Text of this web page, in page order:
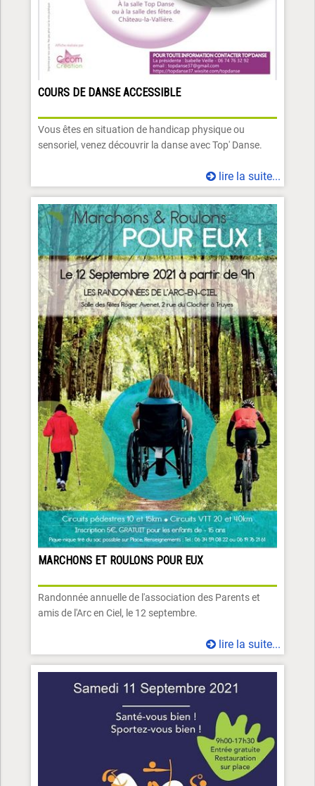
COURS DE DANSE ACCESSIBLE
Vous êtes en situation de handicap physique ou
sensoriel, venez découvrir la danse avec Top' Danse.
lire la suite...
MARCHONS ET ROULONS POUR EUX
Randonnée annuelle de l'association des Parents et
amis de l'Arc en Ciel, le 12 septembre.
lire la suite...